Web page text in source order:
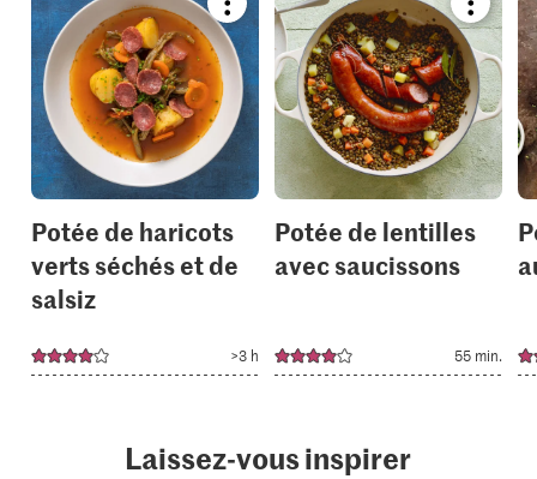
Bookmark
recipe
or
add
your
collections.
Potée de haricots
verts séchés et de
salsiz
>3 h
recipe
or
add
it
to
your
Potée de lentilles
avec saucissons
55 min.
Laissez-vous inspirer